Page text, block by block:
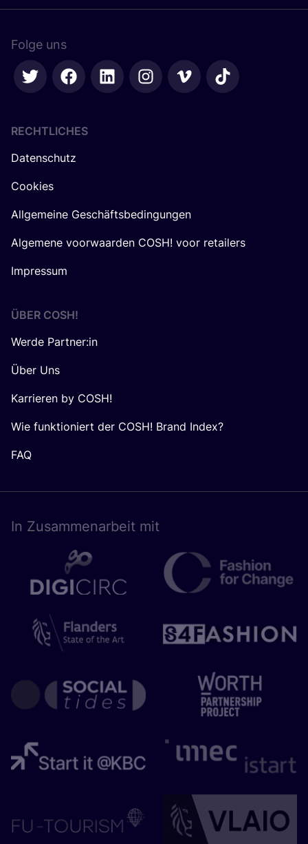
Folge uns
RECHTLICHES
Datenschutz
Cookies
Allgemeine Geschäftsbedingungen
Algemene voorwaarden COSH! voor retailers
Impressum
ÜBER COSH!
Werde Partner:in
Über Uns
Karrieren by COSH!
Wie funktioniert der COSH! Brand Index?
FAQ
In Zusam­men­ar­beit mit